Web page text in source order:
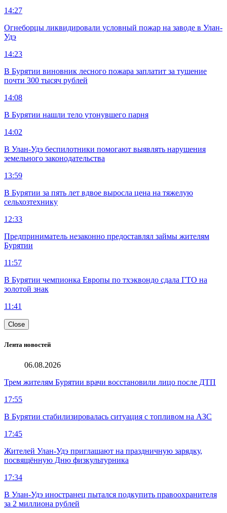
14:27
Огнеборцы ликвидировали условный пожар на заводе в Улан-
Удэ
14:23
В Бурятии виновник лесного пожара заплатит за тушение
почти 300 тысяч рублей
14:08
В Бурятии нашли тело утонувшего парня
14:02
В Улан-Удэ беспилотники помогают выявлять нарушения
земельного законодательства
13:59
В Бурятии за пять лет вдвое выросла цена на тяжелую
сельхозтехнику
12:33
Предприниматель незаконно предоставлял займы жителям
Бурятии
11:57
В Бурятии чемпионка Европы по тхэквондо сдала ГТО на
золотой знак
11:41
Close
Лента новостей
06.08.2026
Трем жителям Бурятии врачи восстановили лицо после ДТП
17:55
В Бурятии стабилизировалась ситуация с топливом на АЗС
17:45
Жителей Улан-Удэ приглашают на праздничную зарядку,
посвящённую Дню физкультурника
17:34
В Улан-Удэ иностранец пытался подкупить правоохранителя
за 2 миллиона рублей